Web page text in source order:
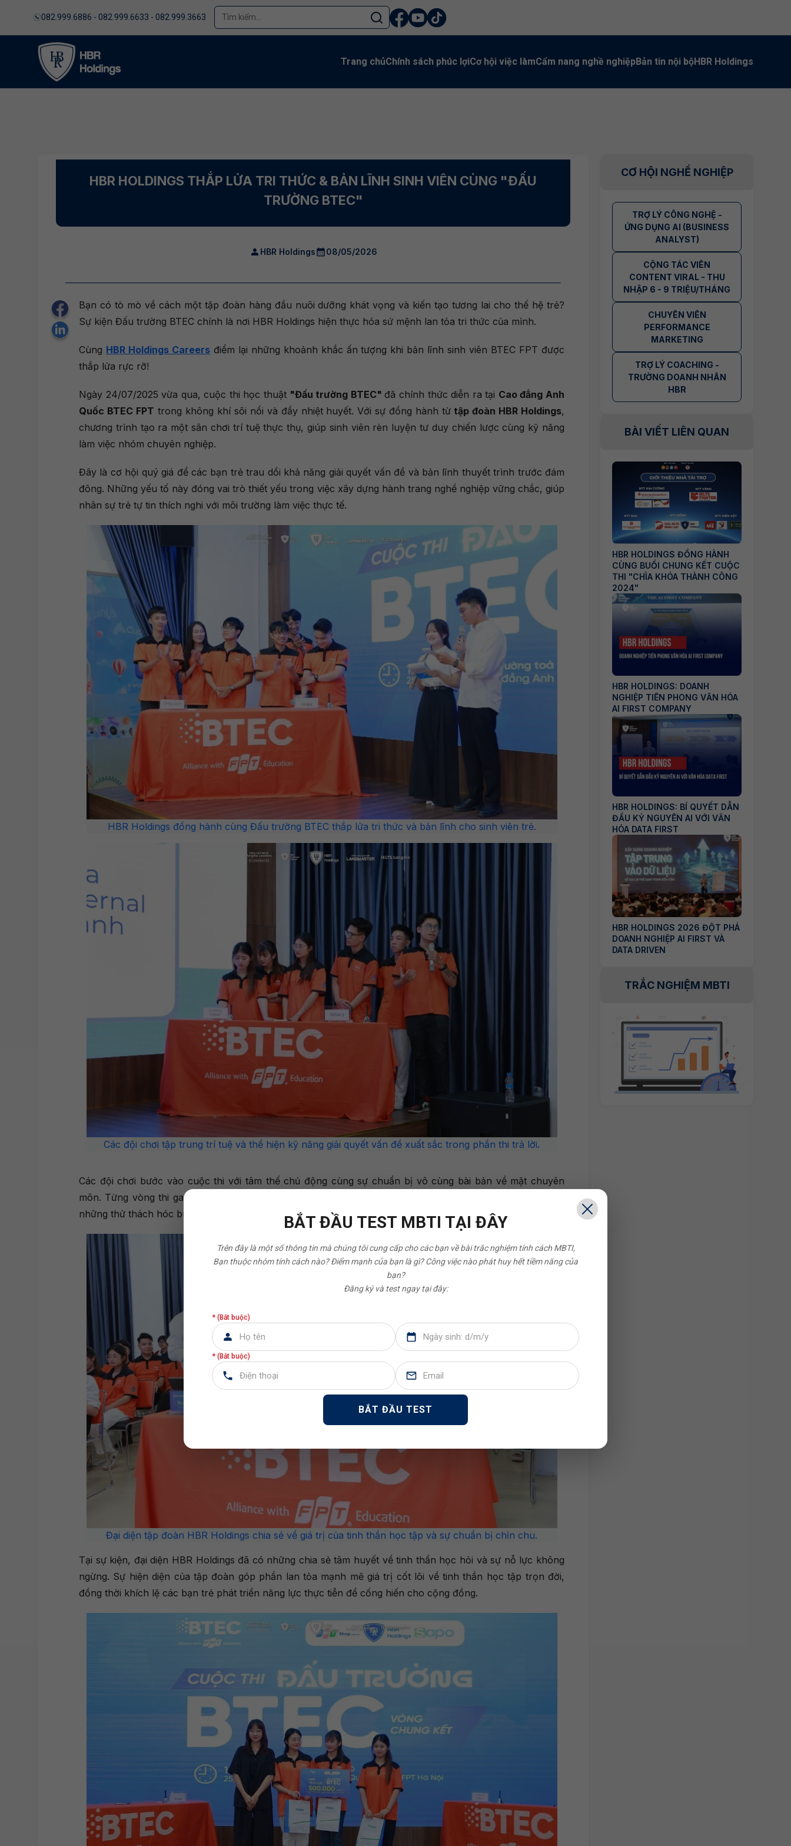
082.999.6886 - 082.999.6633 - 082.999.3663
Trang chủChính sách phúc lợiCơ hội việc làmCẩm nang nghề nghiệpBản tin nội bộHBR Holdings
HBR HOLDINGS THẮP LỬA TRI THỨC & BẢN LĨNH SINH VIÊN CÙNG "ĐẤU
TRƯỜNG BTEC"
HBR Holdings 08/05/2026
Bạn có tò mò về cách một tập đoàn hàng đầu nuôi dưỡng khát vọng và kiến tạo tương lai cho thế hệ trẻ?
Sự kiện Đấu trường BTEC chính là nơi HBR Holdings hiện thực hóa sứ mệnh lan tỏa tri thức của mình.
Cùng HBR Holdings Careersđiểm lại những khoảnh khắc ấn tượng khi bản lĩnh sinh viên BTEC FPT được
thắp lửa rực rỡ!
Ngày 24/07/2025 vừa qua, cuộc thi học thuật "Đấu trường BTEC" đã chính thức diễn ra tại Cao đẳng Anh
Quốc BTEC FPT trong không khí sôi nổi và đầy nhiệt huyết. Với sự đồng hành từ tập đoàn HBR Holdings,
chương trình tạo ra một sân chơi trí tuệ thực thụ, giúp sinh viên rèn luyện tư duy chiến lược cùng kỹ năng
làm việc nhóm chuyên nghiệp.
Đây là cơ hội quý giá để các bạn trẻ trau dồi khả năng giải quyết vấn đề và bản lĩnh thuyết trình trước đám
đông. Những yếu tố này đóng vai trò thiết yếu trong việc xây dựng hành trang nghề nghiệp vững chắc, giúp
nhân sự trẻ tự tin thích nghi với môi trường làm việc thực tế.
HBR Holdings đồng hành cùng Đấu trường BTEC thắp lửa tri thức và bản lĩnh cho sinh viên trẻ.
Các đội chơi tập trung trí tuệ và thể hiện kỹ năng giải quyết vấn đề xuất sắc trong phần thi trả lời.
Các đội chơi bước vào cuộc thi với tâm thế chủ động cùng sự chuẩn bị vô cùng bài bản về mặt chuyên
môn. Từng vòng thi gay cấn đòi hỏi các thành viên phải vận dụng tối đa tư duy phản biện để chinh phục
những thử thách hóc búa từ ban giám khảo.
Đại diện tập đoàn HBR Holdings chia sẻ về giá trị của tinh thần học tập và sự chuẩn bị chỉn chu.
Tại sự kiện, đại diện HBR Holdings đã có những chia sẻ tâm huyết về tinh thần học hỏi và sự nỗ lực không
ngừng. Sự hiện diện của tập đoàn góp phần lan tỏa mạnh mẽ giá trị cốt lõi về tinh thần học tập trọn đời,
đồng thời khích lệ các bạn trẻ phát triển năng lực thực tiễn để cống hiến cho cộng đồng.
CƠ HỘI NGHỀ NGHIỆP
TRỢ LÝ CÔNG NGHỆ -
ỨNG DỤNG AI (BUSINESS
ANALYST)
CỘNG TÁC VIÊN
CONTENT VIRAL - THU
NHẬP 6 - 9 TRIỆU/THÁNG
CHUYÊN VIÊN
PERFORMANCE
MARKETING
TRỢ LÝ COACHING -
TRƯỜNG DOANH NHÂN
HBR
BÀI VIẾT LIÊN QUAN
HBR HOLDINGS ĐỒNG HÀNH
CÙNG BUỔI CHUNG KẾT CUỘC
THI "CHÌA KHÓA THÀNH CÔNG
2024"
HBR HOLDINGS: DOANH
NGHIỆP TIÊN PHONG VĂN HÓA
AI FIRST COMPANY
HBR HOLDINGS: BÍ QUYẾT DẪN
ĐẦU KỶ NGUYÊN AI VỚI VĂN
HÓA DATA FIRST
HBR HOLDINGS 2026 ĐỘT PHÁ
DOANH NGHIỆP AI FIRST VÀ
DATA DRIVEN
TRẮC NGHIỆM MBTI
BẮT ĐẦU TEST MBTI TẠI ĐÂY
Trên đây là một số thông tin mà chúng tôi cung cấp cho các bạn về bài trắc nghiệm tính cách MBTI,
Bạn thuộc nhóm tính cách nào? Điểm mạnh của bạn là gì? Công việc nào phát huy hết tiềm năng của
bạn?
Đăng ký và test ngay tại đây:
* (Bắt buộc)
* (Bắt buộc)
BẮT ĐẦU TEST